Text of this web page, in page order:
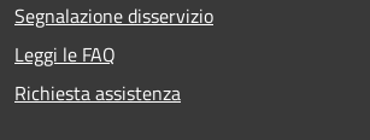
Segnalazione disservizio
Leggi le FAQ
Richiesta assistenza